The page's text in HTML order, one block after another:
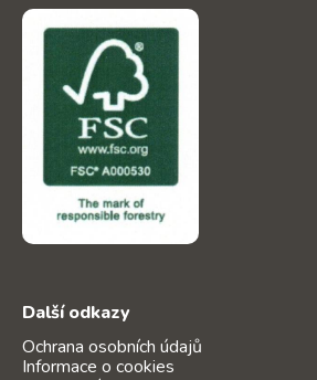
Další odkazy
Ochrana osobních údajů
Informace o cookies